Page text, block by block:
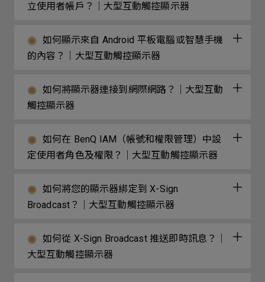
立使用者帳戶？｜大型互動觸控顯示器
如何顯示來自 Android 平板電腦或智慧手機
的內容？｜大型互動觸控顯示器
如何將顯示器連接到網際網路？｜大型互動
觸控顯示器
如何在 BenQ IAM（帳號和權限管理）中設
定使用者角色及權限？｜大型互動觸控顯示器
如何將您的顯示器綁定到 X-Sign
Broadcast？｜大型互動觸控顯示器
如何從 X-Sign Broadcast 推送即時訊息？｜
大型互動觸控顯示器